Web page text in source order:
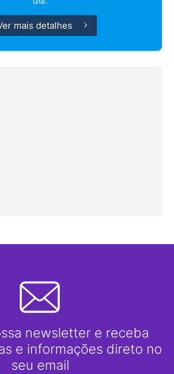
mais detalhes
newsletter e receba
e informações direto no
seu email